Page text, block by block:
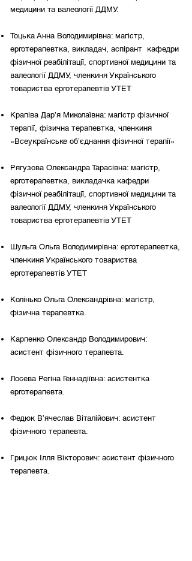
медицини та валеології ДДМУ.
Тоцька Анна Володимирівна: магістр,
ерготерапевтка, викладач, аспірант кафедри
фізичної реабілітації, спортивної медицини та
валеології ДДМУ, членкиня Українського
товариства ерготерапевтів УТЕТ
Крапіва Дар’я Миколаївна: магістр фізичної
терапії, фізична терапевтка, членкиня
«Всеукраїнське об’єднання фізичної терапії»
Рягузова Олександра Тарасівна: магістр,
ерготерапевтка, викладачка кафедри
фізичної реабілітації, спортивної медицини та
валеології ДДМУ, членкиня Українського
товариства ерготерапевтів УТЕТ
Шульга Ольга Володимирівна: ерготерапевтка,
членкиня Українського товариства
ерготерапевтів УТЕТ
Колінько Ольга Олександрівна: магістр,
фізична терапевтка.
Карпенко Олександр Володимирович:
асистент фізичного терапевта.
Лосева Регіна Геннадіївна: асистентка
ерготерапевта.
Федюк В’ячеслав Віталійович: асистент
фізичного терапевта.
Грицюк Ілля Вікторович: асистент фізичного
терапевта.